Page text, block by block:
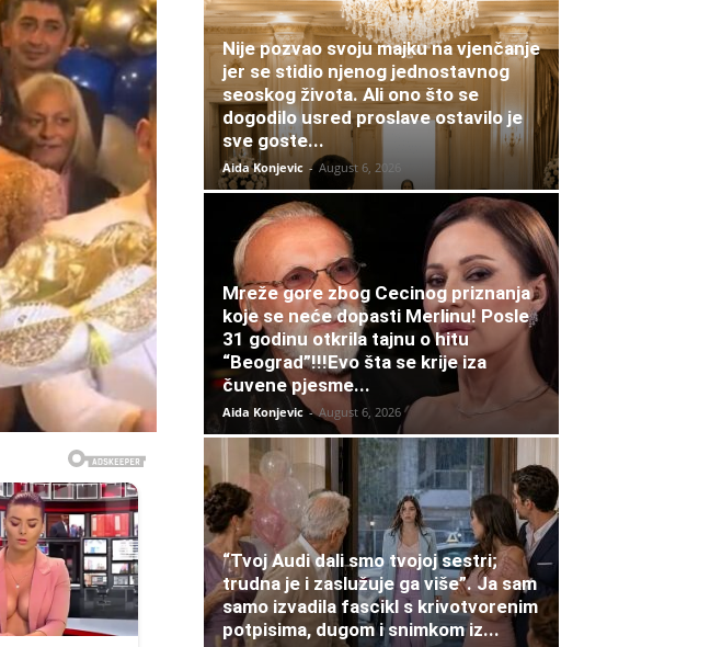
Nije pozvao svoju majku na vjenčanje
jer se stidio njenog jednostavnog
seoskog života. Ali ono što se
dogodilo usred proslave ostavilo je
sve goste...
Aida Konjevic - August 6, 2026
Mreže gore zbog Cecinog priznanja
koje se neće dopasti Merlinu! Posle
31 godinu otkrila tajnu o hitu
“Beograd”!!!Evo šta se krije iza
čuvene pjesme...
Aida Konjevic - August 6, 2026
“Tvoj Audi dali smo tvojoj sestri;
trudna je i zaslužuje ga više”. Ja sam
samo izvadila fascikl s krivotvorenim
potpisima, dugom i snimkom iz...